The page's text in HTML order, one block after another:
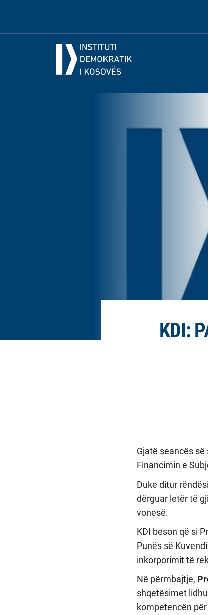
KDI:
Gjatë seancës
Financimin e
Duke ditur
dërguar letër të
vonesë.
KDI beson që si
Punës së
inkorporimit të
Në përmbajtje,
shqetësimet
kompetencën